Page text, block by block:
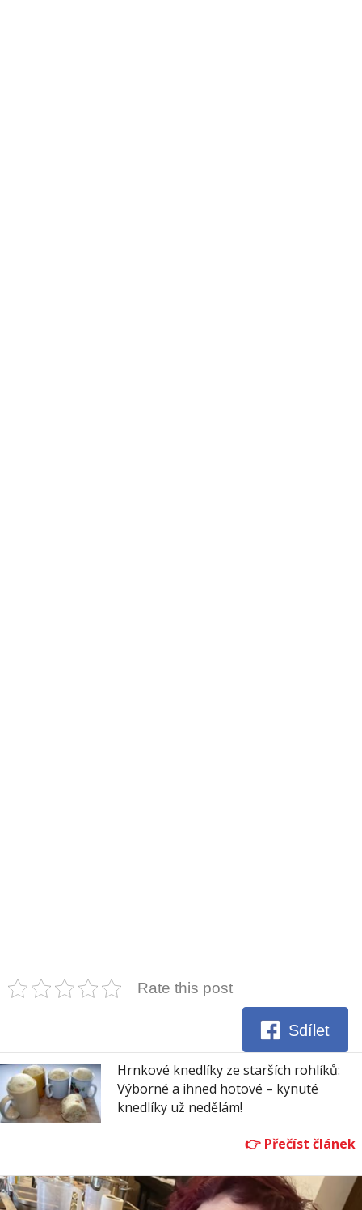
Rate this post
Sdílet
Hrnkové knedlíky ze starších rohlíků:
Výborné a ihned hotové – kynuté
knedlíky už nedělám!